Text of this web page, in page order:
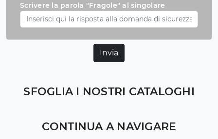
SFOGLIA I NOSTRI CATALOGHI
CONTINUA A NAVIGARE
Scrivere la parola "Fragole" al singolare
Invia